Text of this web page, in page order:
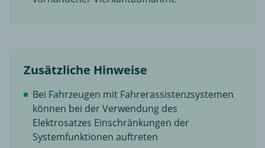
Zusätzliche Hinweise
Bei Fahrzeugen mit Fahrerassistenzsystemen
können bei der Verwendung des
Elektrosatzes Einschränkungen der
Systemfunktionen auftreten